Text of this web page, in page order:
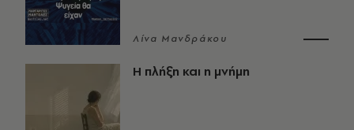
Λίνα Μανδράκου
Η πλήξη και η μνήμη